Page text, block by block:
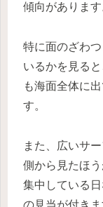
傾向があります
特に面のざわ
いるかを見る
も海面全体に
す。
また、広いサ
側から見たほ
集中している
の見当が付きま